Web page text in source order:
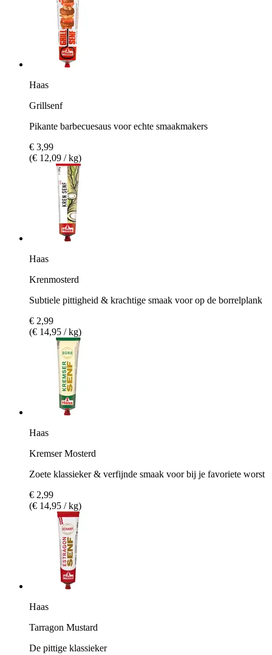
Haas
Grillsenf
Pikante barbecuesaus voor echte smaakmakers
€ 3,99
(€ 12,09 / kg)
Haas
Krenmosterd
Subtiele pittigheid & krachtige smaak voor op de borrelplank
€ 2,99
(€ 14,95 / kg)
Haas
Kremser Mosterd
Zoete klassieker & verfijnde smaak voor bij je favoriete worst
€ 2,99
(€ 14,95 / kg)
Haas
Tarragon Mustard
De pittige klassieker